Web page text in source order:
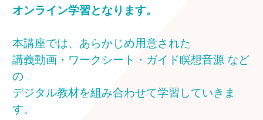
オンライン学習となります。
本講座では、あらかじめ用意された
講義動画・ワークシート・ガイド瞑想音源 など
の
デジタル教材を組み合わせて学習していきま
す。